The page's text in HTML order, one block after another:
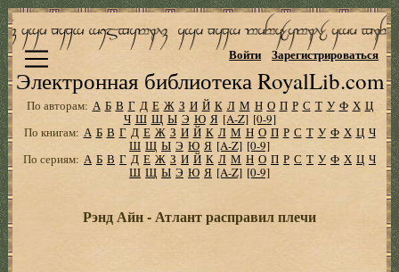
Электронная библиотека RoyalLib.com
Войти Зарегистрироваться
По авторам: А Б В Г Д Е Ж З И Й К Л М Н О П Р С Т У Ф Х Ц
Ч Ш Щ Ы Э Ю Я [A-Z] [0-9]
По книгам: А Б В Г Д Е Ж З И Й К Л М Н О П Р С Т У Ф Х Ц Ч
Ш Щ Ы Э Ю Я [A-Z] [0-9]
По сериям: А Б В Г Д Е Ж З И Й К Л М Н О П Р С Т У Ф Х Ц Ч
Ш Щ Ы Э Ю Я [A-Z] [0-9]
Рэнд Айн - Атлант расправил плечи